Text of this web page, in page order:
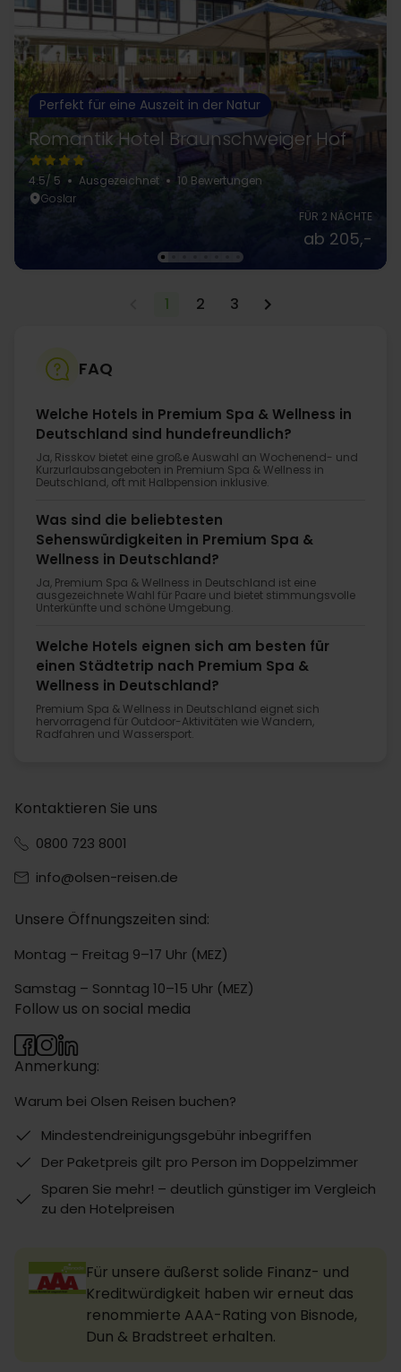
Perfekt für eine Auszeit in der Natur
Romantik Hotel Braunschweiger Hof
4.5/ 5 Ausgezeichnet
10 Bewertungen
Goslar
FÜR 2 NÄCHTE
ab 205,-
1 2 3
FAQ
Welche Hotels in Premium Spa & Wellness in
Deutschland sind hundefreundlich?
Ja, Risskov bietet eine große Auswahl an Wochenend- und
Kurzurlaubsangeboten in Premium Spa & Wellness in
Deutschland, oft mit Halbpension inklusive.
Was sind die beliebtesten
Sehenswürdigkeiten in Premium Spa &
Wellness in Deutschland?
Ja, Premium Spa & Wellness in Deutschland ist eine
ausgezeichnete Wahl für Paare und bietet stimmungsvolle
Unterkünfte und schöne Umgebung.
Welche Hotels eignen sich am besten für
einen Städtetrip nach Premium Spa &
Wellness in Deutschland?
Premium Spa & Wellness in Deutschland eignet sich
hervorragend für Outdoor-Aktivitäten wie Wandern,
Radfahren und Wassersport.
Kontaktieren Sie uns
0800 723 8001
info@olsen-reisen.de
Unsere Öffnungszeiten sind:
Montag – Freitag 9–17 Uhr (MEZ)
Samstag – Sonntag 10–15 Uhr (MEZ)
Anmerkung:
Warum bei Olsen Reisen buchen?
Mindestendreinigungsgebühr inbegriffen
Der Paketpreis gilt pro Person im Doppelzimmer
Sparen Sie mehr! – deutlich günstiger im Vergleich
zu den Hotelpreisen
Follow us on social media
Für unsere äußerst solide Finanz- und
Kreditwürdigkeit haben wir erneut das
renommierte AAA-Rating von Bisnode,
Dun & Bradstreet erhalten.